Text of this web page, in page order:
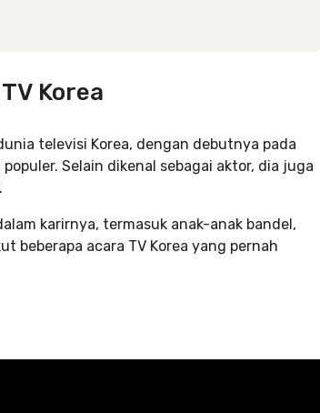
Korea
televisi Korea, dengan debutnya pada
Selain dikenal sebagai aktor, dia juga
karirnya, termasuk anak-anak bandel,
beberapa acara TV Korea yang pernah